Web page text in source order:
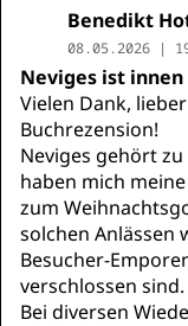
Benedikt
08.05.2026 |
Neviges ist
Vielen Dank,
Buchrezension!
Neviges gehört
haben mich
zum
solchen Anlässen
Besucher-
verschlossen sind.
Bei diversen